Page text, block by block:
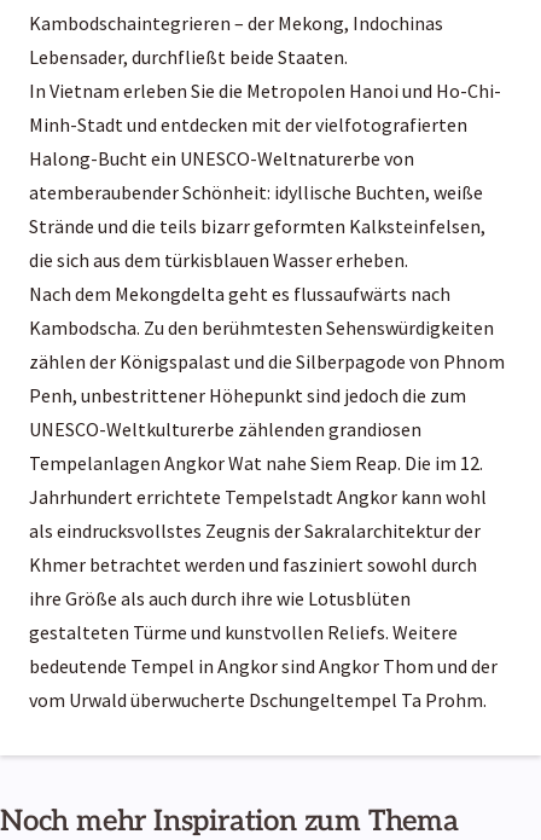
Kambodschaintegrieren – der Mekong, Indochinas
Lebensader, durchfließt beide Staaten.
In Vietnam erleben Sie die Metropolen Hanoi und Ho-Chi-
Minh-Stadt und entdecken mit der vielfotografierten
Halong-Bucht ein UNESCO-Weltnaturerbe von
atemberaubender Schönheit: idyllische Buchten, weiße
Strände und die teils bizarr geformten Kalksteinfelsen,
die sich aus dem türkisblauen Wasser erheben.
Nach dem Mekongdelta geht es flussaufwärts nach
Kambodscha. Zu den berühmtesten Sehenswürdigkeiten
zählen der Königspalast und die Silberpagode von Phnom
Penh, unbestrittener Höhepunkt sind jedoch die zum
UNESCO-Weltkulturerbe zählenden grandiosen
Tempelanlagen Angkor Wat nahe Siem Reap. Die im 12.
Jahrhundert errichtete Tempelstadt Angkor kann wohl
als eindrucksvollstes Zeugnis der Sakralarchitektur der
Khmer betrachtet werden und fasziniert sowohl durch
ihre Größe als auch durch ihre wie Lotusblüten
gestalteten Türme und kunstvollen Reliefs. Weitere
bedeutende Tempel in Angkor sind Angkor Thom und der
vom Urwald überwucherte Dschungeltempel Ta Prohm.
Noch mehr Inspiration zum Thema